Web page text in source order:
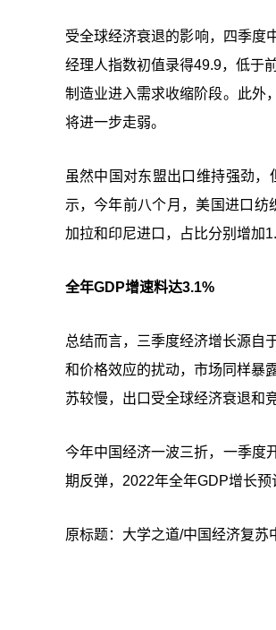
受全球经济衰退的影响，四季度
经理人指数初值录得49.9，低于
制造业进入需求收缩阶段。此外
将进一步走弱。
虽然中国对东盟出口维持强劲
示，今年前八个月，美国进口
加拉和印尼进口，占比分别增加
全年GDP增速料达3.1%
总结而言，三季度经济增长源自
和价格效应的扰动，市场同样暴
苏较慢，出口受全球经济衰退和
今年中国经济一波三折，一季度
期反弹，2022年全年GDP增长预
原标题：大学之道/中国经济 复苏